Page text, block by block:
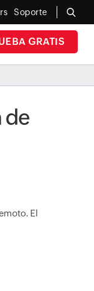
Soporte
GRATIS
de
El